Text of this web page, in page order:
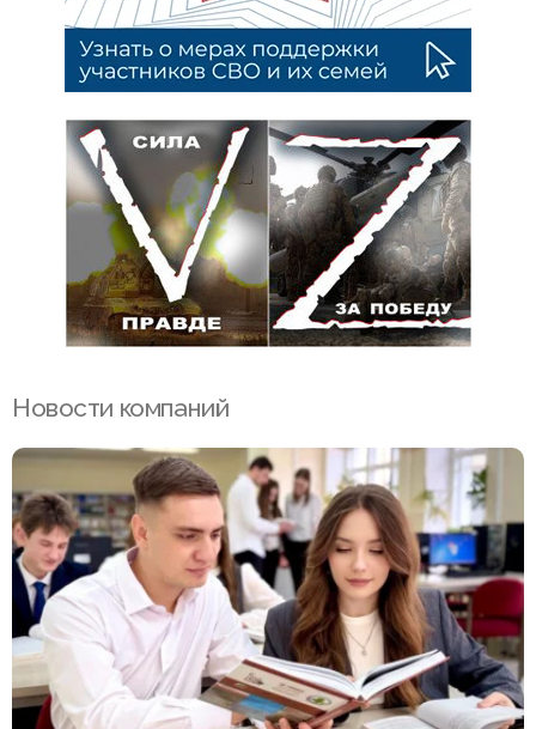
Новости компаний